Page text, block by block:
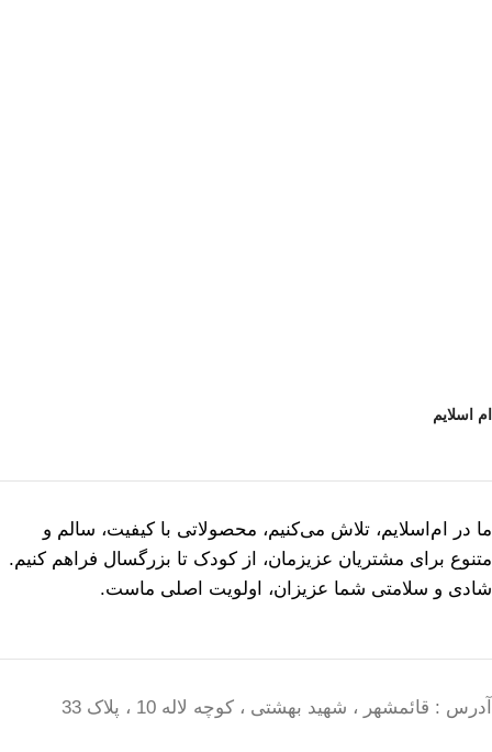
ام اسلایم
ما در ام‌اسلایم، تلاش می‌کنیم، محصولاتی با کیفیت، سالم و
متنوع برای مشتریان عزیزمان، از کودک تا بزرگسال فراهم کنیم.
شادی و سلامتی شما عزیزان، اولویت اصلی ماست.
آدرس : قائمشهر ، شهید بهشتی ، کوچه لاله 10 ، پلاک 33